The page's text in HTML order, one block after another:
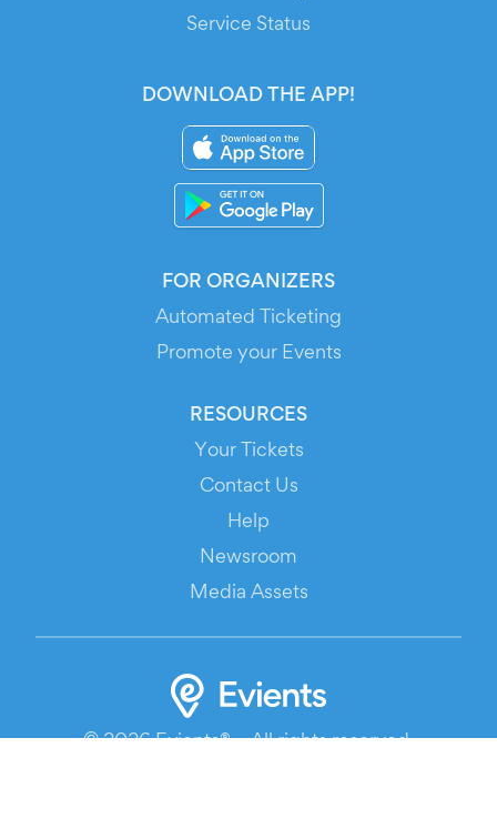
FOR ORGANIZERS
Automated Ticketing
Promote your Events
RESOURCES
Your Tickets
Contact Us
Help
Newsroom
Media Assets
Service Status
DOWNLOAD THE APP!
© 2026 Evients® – All rights reserved.